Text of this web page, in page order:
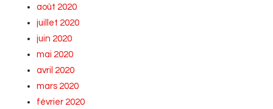
août 2020
juillet 2020
juin 2020
mai 2020
avril 2020
mars 2020
février 2020